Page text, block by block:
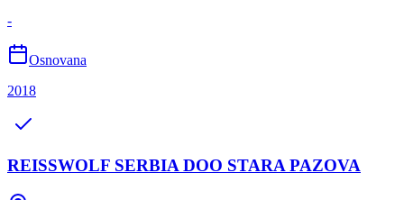
-
Osnovana
2018
REISSWOLF SERBIA DOO STARA PAZOVA